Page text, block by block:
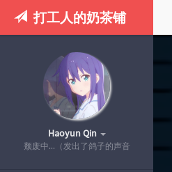
打工人的奶茶铺
Haoyun Qin
颓废中...（发出了鸽子的声音